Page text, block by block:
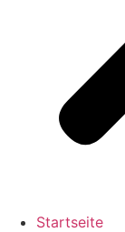
Startseite